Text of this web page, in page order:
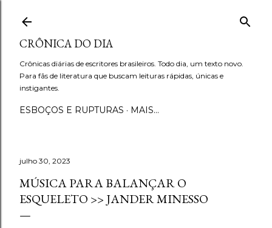
CRÔNICA DO DIA
Crônicas diárias de escritores brasileiros. Todo dia, um texto novo.
Para fãs de literatura que buscam leituras rápidas, únicas e
instigantes.
ESBOÇOS E RUPTURAS MAIS…
julho 30, 2023
MÚSICA PARA BALANÇAR O
ESQUELETO >> JANDER MINESSO